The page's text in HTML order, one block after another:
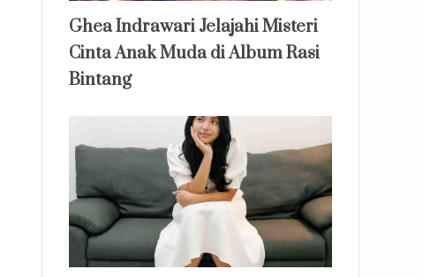
Ghea Indrawari Jelajahi Misteri
Cinta Anak Muda di Album Rasi
Bintang